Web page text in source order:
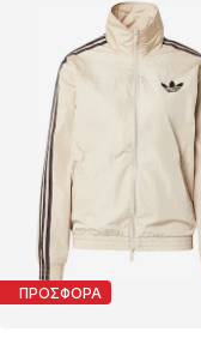
ΠΡΟΣΦΟΡΑ